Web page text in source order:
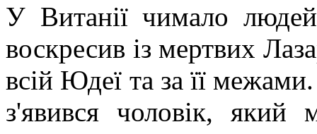
У Витанії чимало
воскресив із мертвих
всій Юдеї та за її
з'явився чоловік, який